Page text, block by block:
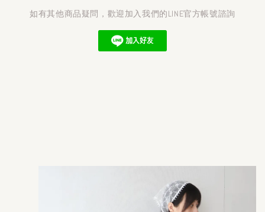
如有其他商品疑問，歡迎加入我們的LINE官方帳號諮詢